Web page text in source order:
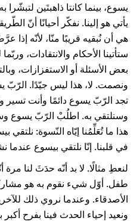
يسوع، بينما كانتا ذاهبتَين
يأتي هو إلينا. نفكّر أحيانًا أنّ
هي أن نُبقيه قريبًا منّا، لأنّه إذا
ستأتينا الأحكام والانتقادات،
بعض الأسئلة أو الاستفزازات،
ونصمت. لا، هذا ليس جيّدًا. الرّبّ
تجد الرّبّ يسوع دائمًا وأنت
وسنلتقي به. اطلُبْ الرّبّ يسوع
هذا ما تُعَلِّمُنا إيّاه النّسوة:
في قلبنا. إنّا نلتقي بيسوع عندما
لنعطِ مثالًا. لا بد أنّه حدَثَ لنا مرة
طفل. أوّل شيء نقوم به هو
الأصدقاء. وعندما نروي ذلك
ونعيد إحياء الحدث فينا بفرح